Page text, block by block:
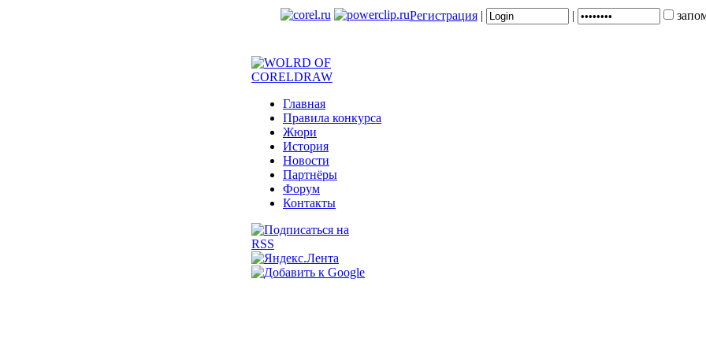
Регистрация| |
Главная
Правила конкурса
Жюри
История
Новости
Партнёры
Форум
Контакты